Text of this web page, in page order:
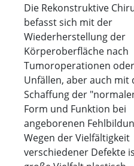
Die Rekonstruktive
befasst sich mit der
Wiederherstellung der
Körperoberfläche nach
Tumoroperationen oder
Unfällen, aber auch mit
Schaffung der
Form und Funktion bei
angeborenen
Wegen der Vielfältigkeit
verschiedener Defekte